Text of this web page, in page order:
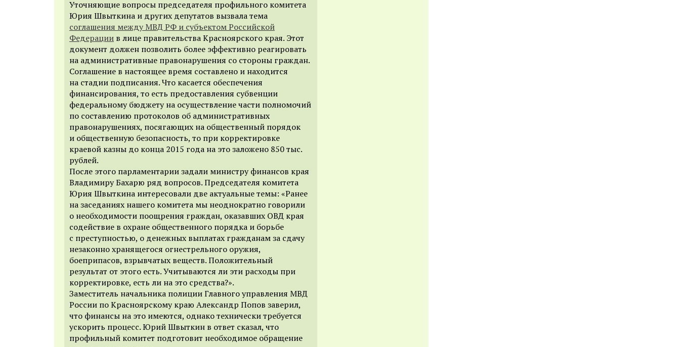
Уточняющие вопросы председателя профильного комитета
Юрия Швыткина и других депутатов вызвала тема
соглашения между МВД РФ и субъектом Российской
Федерации в лице правительства Красноярского края. Этот
документ должен позволить более эффективно реагировать
на административные правонарушения со стороны граждан.
Соглашение в настоящее время составлено и находится
на стадии подписания. Что касается обеспечения
финансирования, то есть предоставления субвенции
федеральному бюджету на осуществление части полномочий
по составлению протоколов об административных
правонарушениях, посягающих на общественный порядок
и общественную безопасность, то при корректировке
краевой казны до конца 2015 года на это заложено 850 тыс.
рублей.
После этого парламентарии задали министру финансов края
Владимиру Бахарю ряд вопросов. Председателя комитета
Юрия Швыткина интересовали две актуальные темы: «Ранее
на заседаниях нашего комитета мы неоднократно говорили
о необходимости поощрения граждан, оказавших ОВД края
содействие в охране общественного порядка и борьбе
с преступностью, о денежных выплатах гражданам за сдачу
незаконно хранящегося огнестрельного оружия,
боеприпасов, взрывчатых веществ. Положительный
результат от этого есть. Учитываются ли эти расходы при
корректировке, есть ли на это средства?».
Заместитель начальника полиции Главного управления МВД
России по Красноярскому краю Александр Попов заверил,
что финансы на это имеются, однако технически требуется
ускорить процесс. Юрий Швыткин в ответ сказал, что
профильный комитет подготовит необходимое обращение